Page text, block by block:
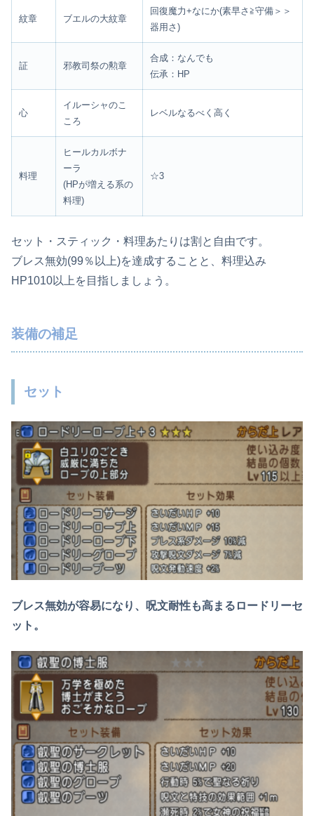
紋章 ブエルの大紋章
回復魔力+なにか(素早さ≧守備＞＞
器用さ)
証 邪教司祭の勲章
合成：なんでも
伝承：HP
心
イルーシャのこ
ころ
レベルなるべく高く
料理
ヒールカルボナ
ーラ
(HPが増える系の
料理)
☆3
セット・スティック・料理あたりは割と自由です。
ブレス無効(99％以上)を達成することと、料理込み
HP1010以上を目指しましょう。
装備の補足
セット
ブレス無効が容易になり、呪文耐性も高まるロードリーセ
ット。